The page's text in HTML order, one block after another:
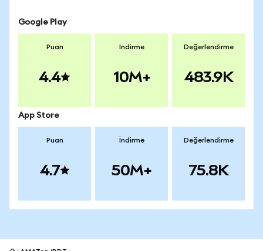
Google Play
Puan
4.4
İndirme
10M+
Değerlendirme
483.9K
App Store
Puan
4.7
İndirme
50M+
Değerlendirme
75.8K